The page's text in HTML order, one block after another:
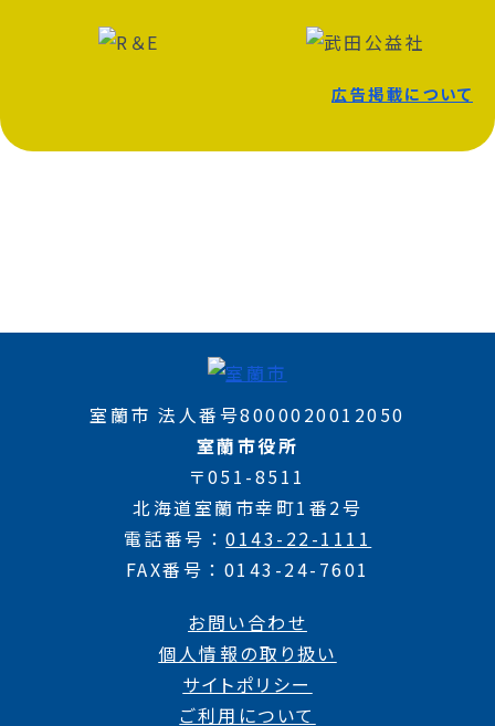
広告掲載について
室蘭市 法人番号8000020012050
室蘭市役所
〒051-8511
北海道室蘭市幸町1番2号
電話番号
0143-22-1111
FAX番号
0143-24-7601
お問い合わせ
個人情報の取り扱い
サイトポリシー
ご利用について